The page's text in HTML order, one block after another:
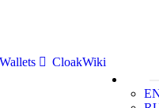
Wallets
CloakWiki